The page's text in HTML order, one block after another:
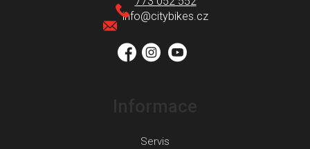
info@citybikes.cz
Servis